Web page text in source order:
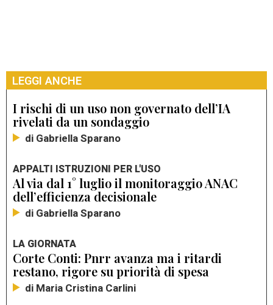
LEGGI ANCHE
I rischi di un uso non governato dell’IA
rivelati da un sondaggio
di Gabriella Sparano
APPALTI ISTRUZIONI PER L'USO
Al via dal 1° luglio il monitoraggio ANAC
dell’efficienza decisionale
di Gabriella Sparano
LA GIORNATA
Corte Conti: Pnrr avanza ma i ritardi
restano, rigore su priorità di spesa
di Maria Cristina Carlini